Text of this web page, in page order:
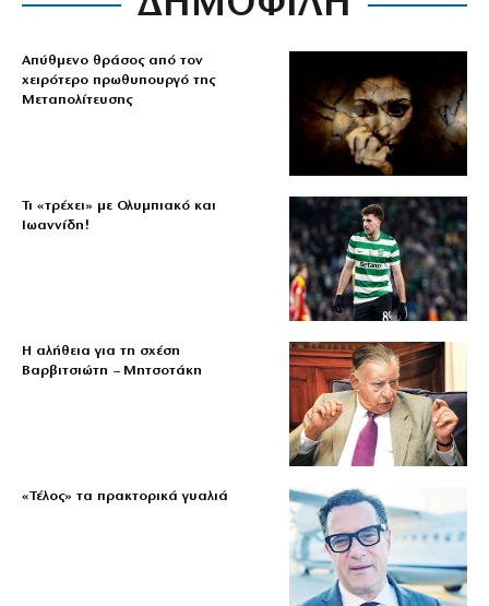
Απύθμενο θράσος από τον
χειρότερο πρωθυπουργό της
Μεταπολίτευσης
Τι «τρέχει» με Ολυμπιακό και
Ιωαννίδη!
Η αλήθεια για τη σχέση
Βαρβιτσιώτη – Μητσοτάκη
«Τέλος» τα πρακτορικά γυαλιά